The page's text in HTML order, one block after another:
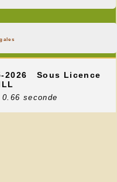
2026
Sous Licence
seconde